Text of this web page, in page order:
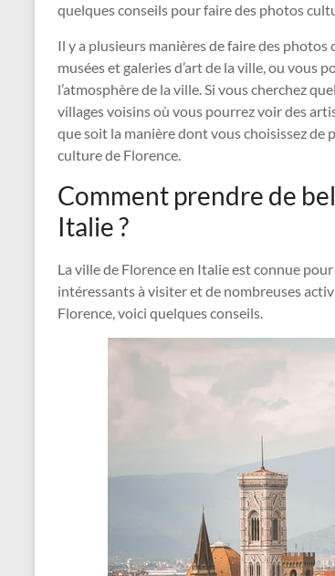
quelques conseils pour faire des photos
Il y a plusieurs manières de faire des
musées et galeries d’art de la ville, ou vous
l’atmosphère de la ville. Si vous cherchez
villages voisins où vous pourrez voir des
que soit la manière dont vous choisissez de
culture de Florence.
Comment prendre de
Italie ?
La ville de Florence en Italie est connue
intéressants à visiter et de nombreuses
Florence, voici quelques conseils.